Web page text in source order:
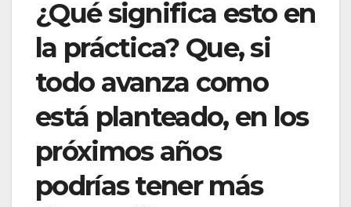
¿Qué significa esto en
la práctica? Que, si
todo avanza como
está planteado, en los
próximos años
podrías tener más